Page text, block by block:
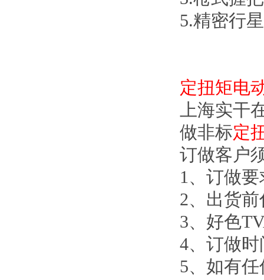
5.精密行星减
定扭矩电
上海实干
做非标定
订做客户须
1、订做
2、出
3、好
4、订做
5、如有